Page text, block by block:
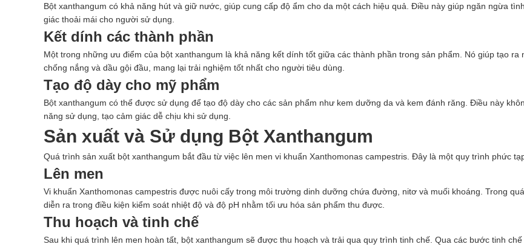
Bột xanthangum có khả năng hút và giữ nước, giúp cung cấp độ ẩm cho da một cách hiệu quả. Điều này giúp ngăn ngừa
giác thoải mái cho người sử dụng.
Kết dính các thành phần
Một trong những ưu điểm của bột xanthangum là khả năng kết dính tốt giữa các thành phần trong sản phẩm. Nó giúp tạo
chống nắng và dầu gội đầu, mang lại trải nghiệm tốt nhất cho người tiêu dùng.
Tạo độ dày cho mỹ phẩm
Bột xanthangum có thể được sử dụng để tạo độ dày cho các sản phẩm như kem dưỡng da và kem đánh răng. Điều này
năng sử dụng, tạo cảm giác dễ chịu khi sử dụng.
Sản xuất và Sử dụng Bột Xanthangum
Quá trình sản xuất bột xanthangum bắt đầu từ việc lên men vi khuẩn Xanthomonas campestris. Đây là một quy trình phức
Lên men
Vi khuẩn Xanthomonas campestris được nuôi cấy trong môi trường dinh dưỡng chứa đường, nitơ và muối khoáng. Trong
diễn ra trong điều kiện kiểm soát nhiệt độ và độ pH nhằm tối ưu hóa sản phẩm thu được.
Thu hoạch và tinh chế
Sau khi quá trình lên men hoàn tất, bột xanthangum sẽ được thu hoạch và trải qua quy trình tinh chế. Qua các bước tinh